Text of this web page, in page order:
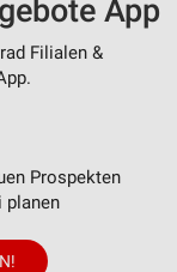
App
Filialen &
Prospekten
planen